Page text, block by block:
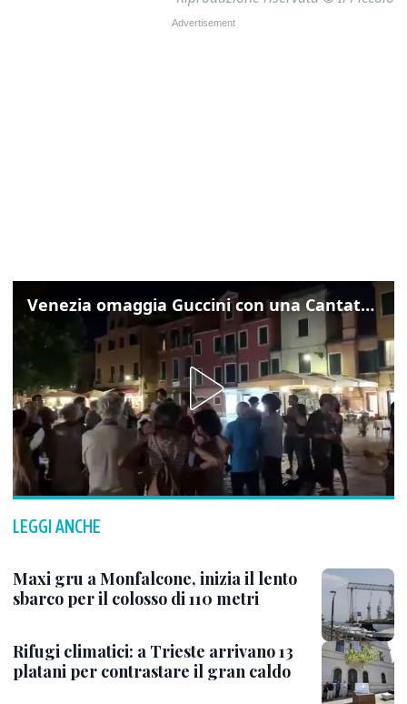
Venezia omaggia Guccini con una Cantata Anarchica in campo Santa Margherita
LEGGI ANCHE
Maxi gru a Monfalcone, inizia il lento
sbarco per il colosso di 110 metri
Rifugi climatici: a Trieste arrivano 13
platani per contrastare il gran caldo